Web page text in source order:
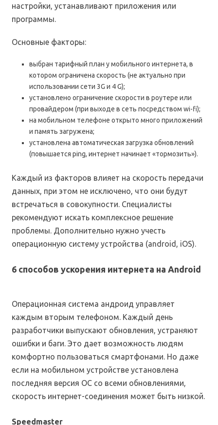
настройки, устанавливают приложения или
программы.
Основные факторы:
выбран тарифный план у мобильного интернета, в
котором ограничена скорость (не актуально при
использовании сети 3G и 4 G);
установлено ограничение скорости в роутере или
провайдером (при выходе в сеть посредством wi-fi);
на мобильном телефоне открыто много приложений
и память загружена;
установлена автоматическая загрузка обновлений
(повышается ping, интернет начинает «тормозить»).
Каждый из факторов влияет на скорость передачи
данных, при этом не исключено, что они будут
встречаться в совокупности. Специалисты
рекомендуют искать комплексное решение
проблемы. Дополнительно нужно учесть
операционную систему устройства (android, iOS).
6 способов ускорения интернета на Android
Операционная система андроид управляет
каждым вторым телефоном. Каждый день
разработчики выпускают обновления, устраняют
ошибки и баги. Это дает возможность людям
комфортно пользоваться смартфонами. Но даже
если на мобильном устройстве установлена
последняя версия ОС со всеми обновлениями,
скорость интернет-соединения может быть низкой.
Speedmaster